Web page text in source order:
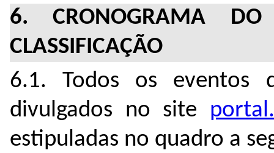
6. CRONOGRAMA DO
CLASSIFICAÇÃO
6.1. Todos os eventos
divulgados no site
estipuladas no quadro a